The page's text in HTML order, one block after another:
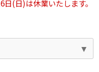
(日)は休業いたします。